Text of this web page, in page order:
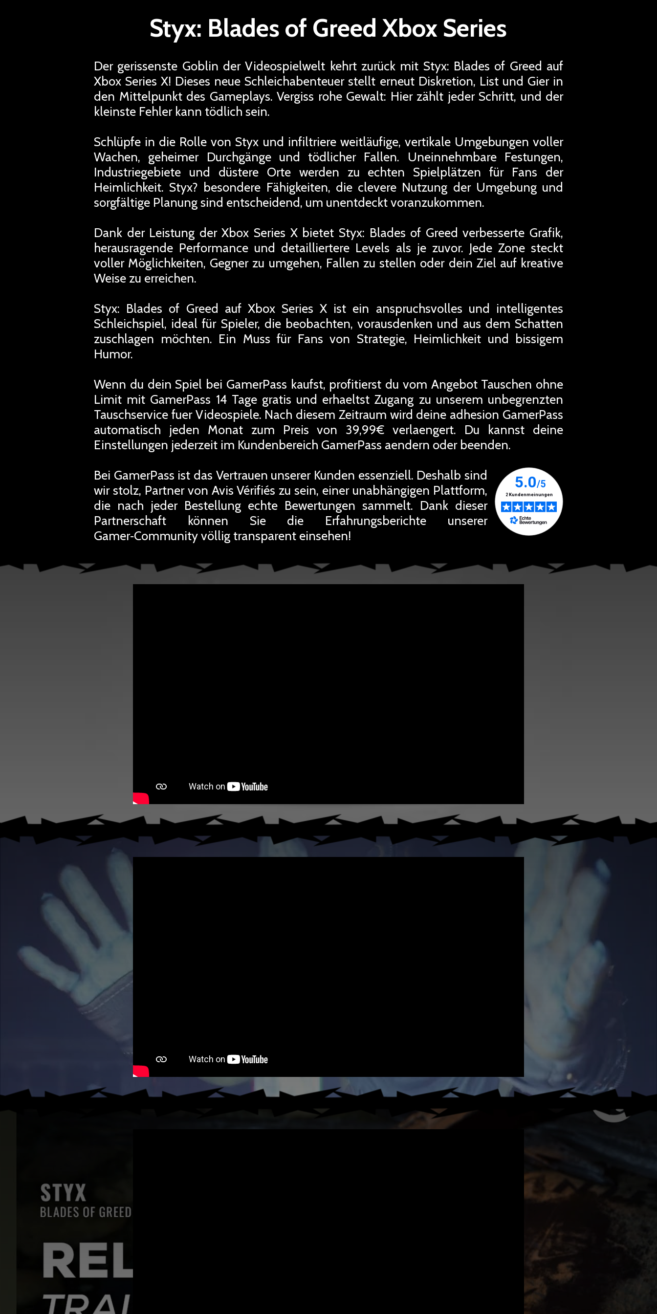
Styx: Blades of Greed Xbox Series
Der gerissenste Goblin der Videospielwelt kehrt zurück mit Styx: Blades of Greed auf
Xbox Series X! Dieses neue Schleichabenteuer stellt erneut Diskretion, List und Gier in
den Mittelpunkt des Gameplays. Vergiss rohe Gewalt: Hier zählt jeder Schritt, und der
kleinste Fehler kann tödlich sein.
Schlüpfe in die Rolle von Styx und infiltriere weitläufige, vertikale Umgebungen voller
Wachen, geheimer Durchgänge und tödlicher Fallen. Uneinnehmbare Festungen,
Industriegebiete und düstere Orte werden zu echten Spielplätzen für Fans der
Heimlichkeit. Styx? besondere Fähigkeiten, die clevere Nutzung der Umgebung und
sorgfältige Planung sind entscheidend, um unentdeckt voranzukommen.
Dank der Leistung der Xbox Series X bietet Styx: Blades of Greed verbesserte Grafik,
herausragende Performance und detailliertere Levels als je zuvor. Jede Zone steckt
voller Möglichkeiten, Gegner zu umgehen, Fallen zu stellen oder dein Ziel auf kreative
Weise zu erreichen.
Styx: Blades of Greed auf Xbox Series X ist ein anspruchsvolles und intelligentes
Schleichspiel, ideal für Spieler, die beobachten, vorausdenken und aus dem Schatten
zuschlagen möchten. Ein Muss für Fans von Strategie, Heimlichkeit und bissigem
Humor.
Wenn du dein Spiel bei GamerPass kaufst, profitierst du vom Angebot Tauschen ohne
Limit mit GamerPass 14 Tage gratis und erhaeltst Zugang zu unserem unbegrenzten
Tauschservice fuer Videospiele. Nach diesem Zeitraum wird deine adhesion GamerPass
automatisch jeden Monat zum Preis von 39,99€ verlaengert. Du kannst deine
Einstellungen jederzeit im Kundenbereich GamerPass aendern oder beenden.
Bei GamerPass ist das Vertrauen unserer Kunden essenziell. Deshalb sind
wir stolz, Partner von Avis Vérifiés zu sein, einer unabhängigen Plattform,
die nach jeder Bestellung echte Bewertungen sammelt. Dank dieser
Partnerschaft können Sie die Erfahrungsberichte unserer
Gamer‑Community völlig transparent einsehen!